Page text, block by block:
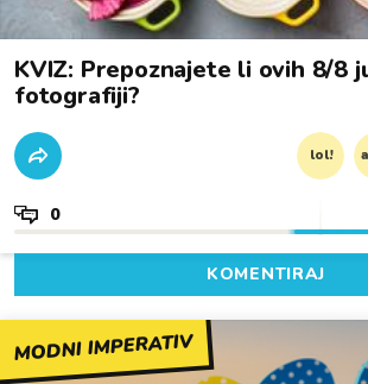
KVIZ: Prepoznajete li ovih 8/8
fotografiji?
lol!
0
KOMENTIRAJ
MODNI IMPERATIV